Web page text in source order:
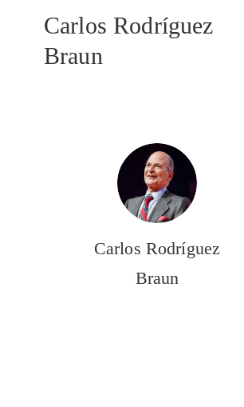
Carlos Rodríguez
Braun
Carlos Rodríguez
Braun